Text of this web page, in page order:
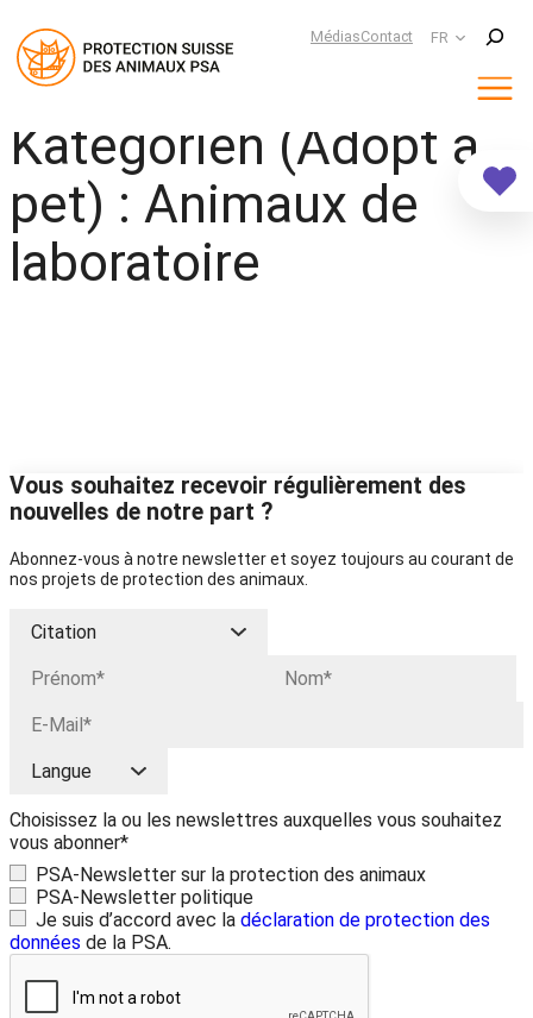
au
contenu
MédiasContact FR
Suchen
Kategorien (Adopt a
pet) : Animaux de
laboratoire
Vous souhaitez recevoir régulièrement des
nouvelles de notre part ?
Abonnez-vous à notre newsletter et soyez toujours au courant de
nos projets de protection des animaux.
Choisissez la ou les newslettres auxquelles vous souhaitez
vous abonner*
PSA-Newsletter sur la protection des animaux
PSA-Newsletter politique
Je suis d’accord avec la déclaration de protection des
données de la PSA.